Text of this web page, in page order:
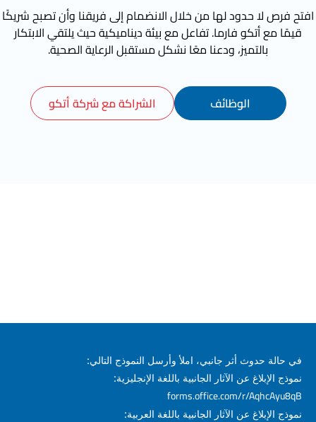
افتح فرص لا حدود لها من خلال الانضمام إلى فريقنا وأن تصبح شريكًا
قيمًا مع أتكو فارما. تفاعل مع بيئة ديناميكية حيث يلتقي الابتكار
بالتميز، ودعنا معًا نشكل مستقبل الرعاية الصحية.
الوظائف الشراكة مع شركة أتكو
في حالة حدوث أثر جانبي، املأ وأرسل النموذج التالي:
نموذج الإبلاغ عن الآثار الجانبية باللغة الإنجليزية:
forms.office.com/r/AqhcAyu8qB
نموذج الإبلاغ عن الآثار الجانبية باللغة العربية: